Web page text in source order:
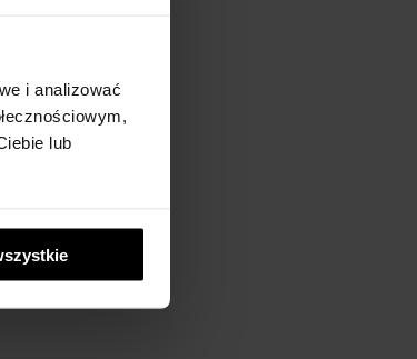
i analizować
lub